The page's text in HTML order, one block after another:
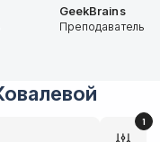
GeekBrains
Преподаватель
1